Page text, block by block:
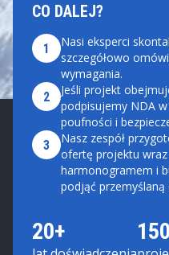
CO DALEJ?
1
Nasi eksperci
szczegółowo
wymagania.
2
Jeśli projekt
podpisujemy NDA
poufności i
3
Nasz zespół
ofertę projektu wraz
harmonogramem i
podjąć przemyślaną
20+